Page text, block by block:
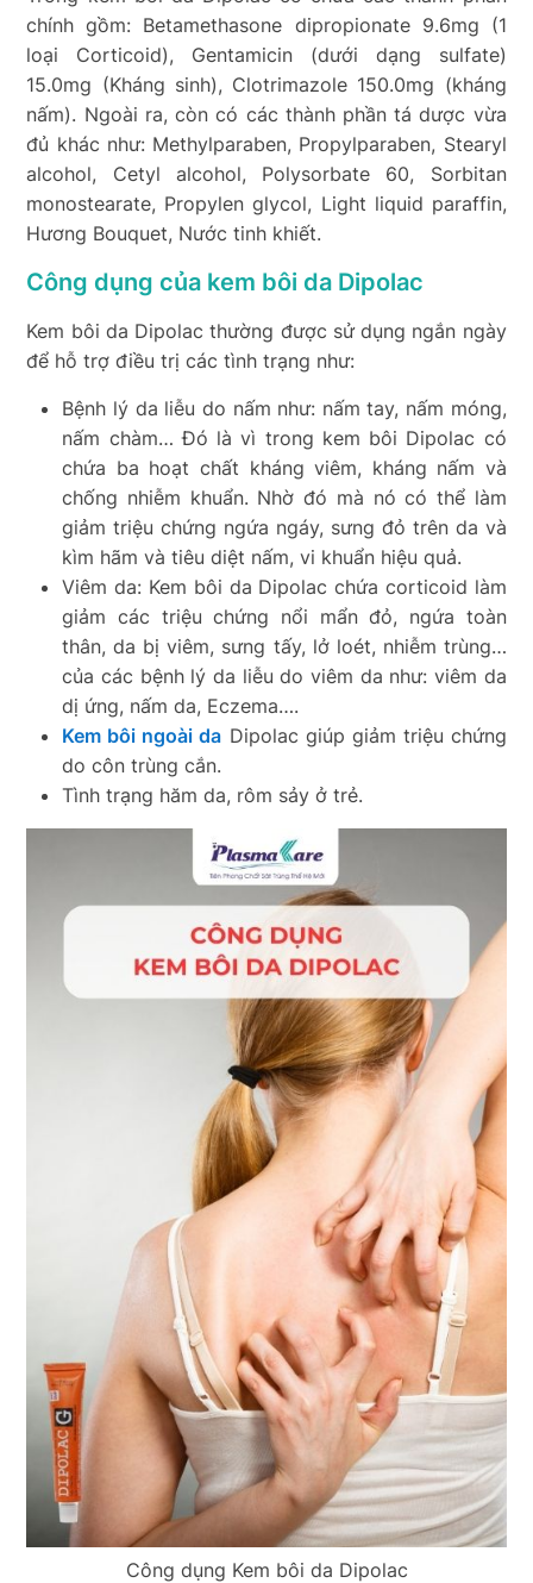
chính gồm: Betamethasone dipropionate 9.6mg (1
loại Corticoid), Gentamicin (dưới dạng sulfate)
15.0mg (Kháng sinh), Clotrimazole 150.0mg (kháng
nấm). Ngoài ra, còn có các thành phần tá dược vừa
đủ khác như: Methylparaben, Propylparaben, Stearyl
alcohol, Cetyl alcohol, Polysorbate 60, Sorbitan
monostearate, Propylen glycol, Light liquid paraffin,
Hương Bouquet, Nước tinh khiết.
Công dụng của kem bôi da Dipolac
Kem bôi da Dipolac thường được sử dụng ngắn ngày
để hỗ trợ điều trị các tình trạng như:
Bệnh lý da liễu do nấm như: nấm tay, nấm móng,
nấm chàm… Đó là vì trong kem bôi Dipolac có
chứa ba hoạt chất kháng viêm, kháng nấm và
chống nhiễm khuẩn. Nhờ đó mà nó có thể làm
giảm triệu chứng ngứa ngáy, sưng đỏ trên da và
kìm hãm và tiêu diệt nấm, vi khuẩn hiệu quả.
Viêm da: Kem bôi da Dipolac chứa corticoid làm
giảm các triệu chứng nổi mẩn đỏ, ngứa toàn
thân, da bị viêm, sưng tấy, lở loét, nhiễm trùng…
của các bệnh lý da liễu do viêm da như: viêm da
dị ứng, nấm da, Eczema….
Kem bôi ngoài da Dipolac giúp giảm triệu chứng
do côn trùng cắn.
Tình trạng hăm da, rôm sảy ở trẻ.
Công dụng Kem bôi da Dipolac